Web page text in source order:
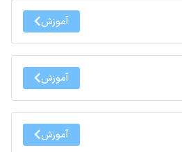
آموزش
آموزش
آموزش